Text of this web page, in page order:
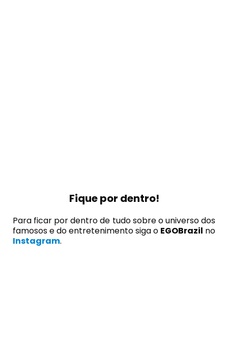
Fique por dentro!
Para ficar por dentro de tudo sobre o universo dos
famosos e do entretenimento siga o EGOBrazil no
Instagram.